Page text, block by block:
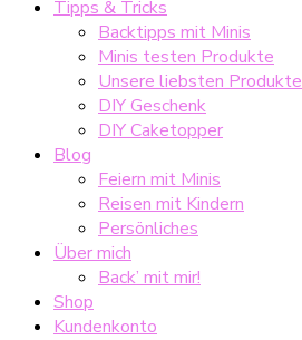
Tipps & Tricks
Backtipps mit Minis
Minis testen Produkte
Unsere liebsten Produkte
DIY Geschenk
DIY Caketopper
Blog
Feiern mit Minis
Reisen mit Kindern
Persönliches
Über mich
Back’ mit mir!
Shop
Kundenkonto